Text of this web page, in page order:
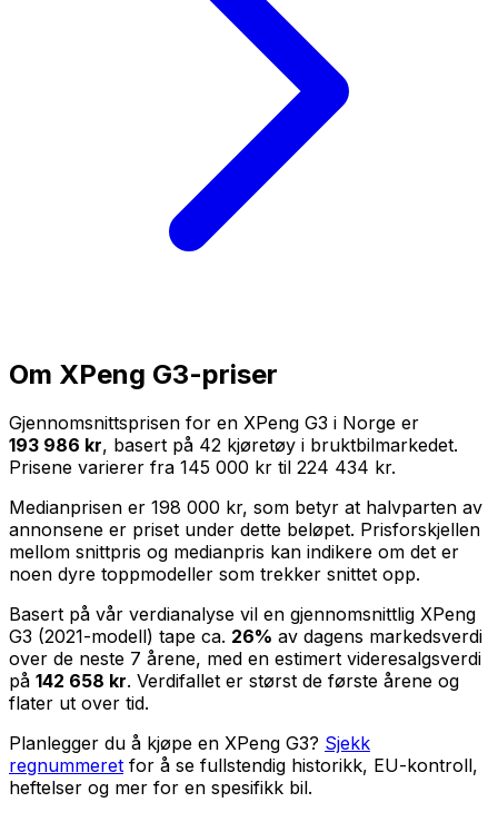
Om XPeng G3-priser
Gjennomsnittsprisen for en XPeng G3 i Norge er
193 986 kr, basert på 42 kjøretøy i bruktbilmarkedet.
Prisene varierer fra 145 000 kr til 224 434 kr.
Medianprisen er 198 000 kr, som betyr at halvparten av
annonsene er priset under dette beløpet. Prisforskjellen
mellom snittpris og medianpris kan indikere om det er
noen dyre toppmodeller som trekker snittet opp.
Basert på vår verdianalyse vil en gjennomsnittlig XPeng
G3 (2021-modell) tape ca. 26% av dagens markedsverdi
over de neste 7 årene, med en estimert videresalgsverdi
på 142 658 kr. Verdifallet er størst de første årene og
flater ut over tid.
Planlegger du å kjøpe en XPeng G3? Sjekk
regnummeret for å se fullstendig historikk, EU-kontroll,
heftelser og mer for en spesifikk bil.